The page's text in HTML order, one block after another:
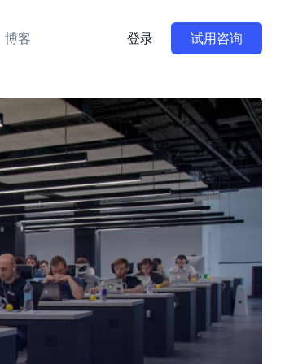
博客 登录 试用咨询